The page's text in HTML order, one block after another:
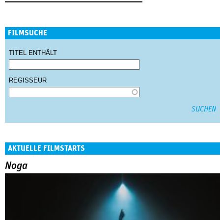
FILMSUCHE
TITEL ENTHÄLT
REGISSEUR
AKTUELLE FILMSTARTS
Noga